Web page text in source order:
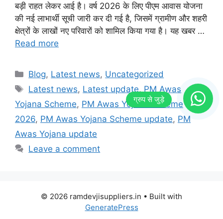
बड़ी राहत लेकर आई है। वर्ष 2026 के लिए पीएम आवास योजना
की नई लाभार्थी सूची जारी कर दी गई है, जिसमें ग्रामीण और शहरी
क्षेत्रों के लाखों नए परिवारों को शामिल किया गया है। यह खबर …
Read more
Categories
Blog, Latest news, Uncategorized
Tags
Latest news, Latest update,PM Awas
Yojana Scheme, PM Awas Yojana Scheme
2026, PM Awas Yojana Scheme update, PM
Awas Yojana update
Leave a comment
© 2026 ramdevjisuppliers.in • Built with
GeneratePress